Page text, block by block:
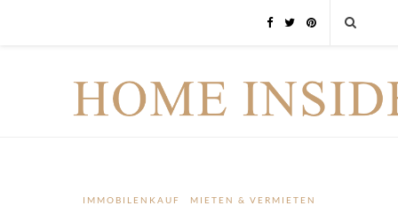
IMMOBILENKAUF MIETEN & VERMIETEN